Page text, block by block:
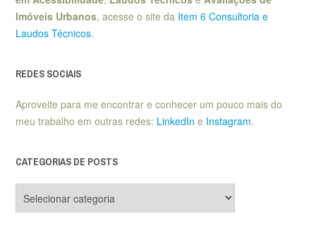
Imóveis Urbanos, acesse o site da Item 6 Consultoria e
Laudos Técnicos.
REDES SOCIAIS
Aproveite para me encontrar e conhecer um pouco mais do
meu trabalho em outras redes: LinkedIn e Instagram.
CATEGORIAS DE POSTS
de